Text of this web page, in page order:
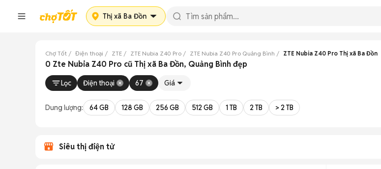
Thị xã Ba Đồn
Chợ Tốt Điện thoại ZTE ZTE Nubia Z40 Pro ZTE Nubia Z40 Pro Quảng Bình ZTE Nubia Z40 Pro Thị xã Ba Đồn
0 Zte Nubia Z40 Pro cũ Thị xã Ba Đồn, Quảng Bình đẹp
Lọc Điện thoại 67 Giá
Dung lượng: 64 GB 128 GB 256 GB 512 GB 1 TB 2 TB > 2 TB
Siêu thị điện tử